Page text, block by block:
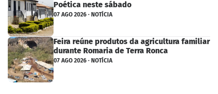
Poética neste sábado
07 AGO 2026 · NOTÍCIA
Feira reúne produtos da agricultura familiar
durante Romaria de Terra Ronca
07 AGO 2026 · NOTÍCIA